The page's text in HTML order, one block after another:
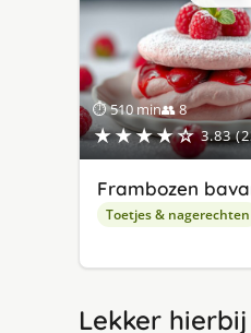
⏱ 510 min👥 8
★★★★☆ 3.83
Frambozen
Toetjes & nagerechten
Lekker hierbij